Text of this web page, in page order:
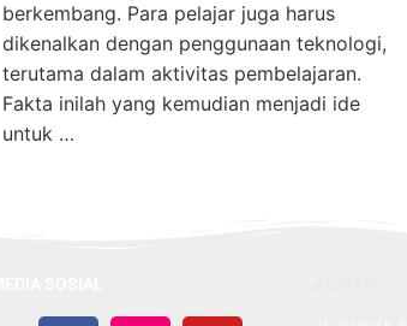
berkembang. Para pelajar juga harus
dikenalkan dengan penggunaan teknologi,
terutama dalam aktivitas pembelajaran.
Fakta inilah yang kemudian menjadi ide
untuk …